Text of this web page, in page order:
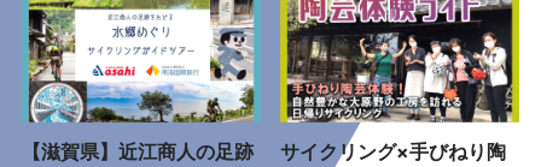
【滋賀県】近江商人の足跡
サイクリング×手びねり陶